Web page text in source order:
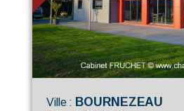
Ville : BOURNEZEAU